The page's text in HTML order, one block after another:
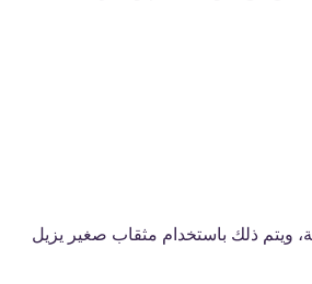
ويتم ذلك باستخدام مثقاب صغير يزيل